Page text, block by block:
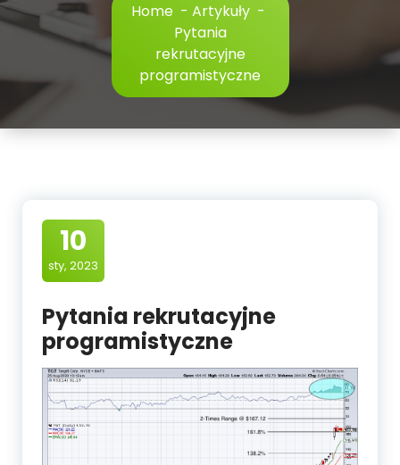
Home - Artykuły -
Pytania
rekrutacyjne
programistyczne
10
sty, 2023
Pytania rekrutacyjne
programistyczne